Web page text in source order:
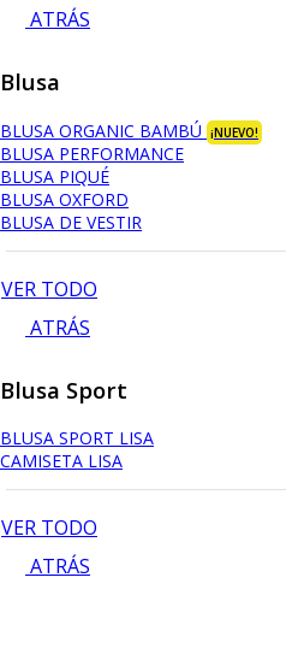
ATRÁS
Blusa
BLUSA ORGANIC BAMBÚ ¡NUEVO!
BLUSA PERFORMANCE
BLUSA PIQUÉ
BLUSA OXFORD
BLUSA DE VESTIR
VER TODO
ATRÁS
Blusa Sport
BLUSA SPORT LISA
CAMISETA LISA
VER TODO
ATRÁS